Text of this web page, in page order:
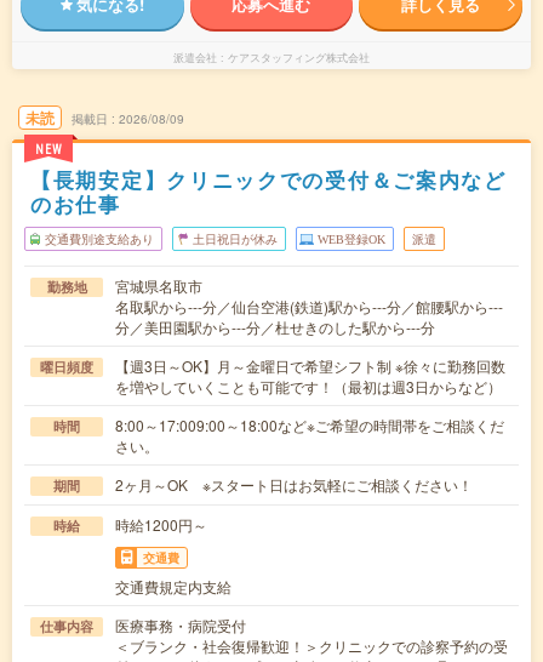
派遣会社 ケアスタッフィング株式会社
未読
NEW
掲載日 2026/08/09
【長期安定】クリニックでの受付＆ご案内など
のお仕事
交通費別途支給あり 土日祝日が休み WEB登録OK 派遣
勤務地
宮城県名取市
名取駅から---分／仙台空港(鉄道)駅から---分／館腰駅から---
分／美田園駅から---分／杜せきのした駅から---分
曜日頻度
【週3日～OK】月～金曜日で希望シフト制 ※徐々に勤務回数
を増やしていくことも可能です！（最初は週3日からなど）
時間
8:00～17:009:00～18:00など※ご希望の時間帯をご相談くだ
さい。
期間 2ヶ月～OK ※スタート日はお気軽にご相談ください！
時給 時給1200円～
交通費
交通費規定内支給
仕事内容
医療事務・病院受付
＜ブランク・社会復帰歓迎！＞クリニックでの診察予約の受